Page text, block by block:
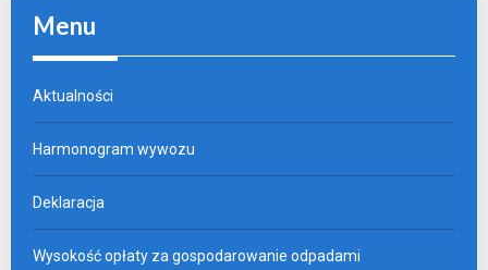
Menu
Aktualności
Harmonogram wywozu
Deklaracja
Wysokość opłaty za gospodarowanie odpadami